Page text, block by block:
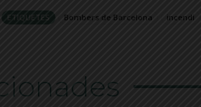
ETIQUETES Bombers de Barcelona incendi